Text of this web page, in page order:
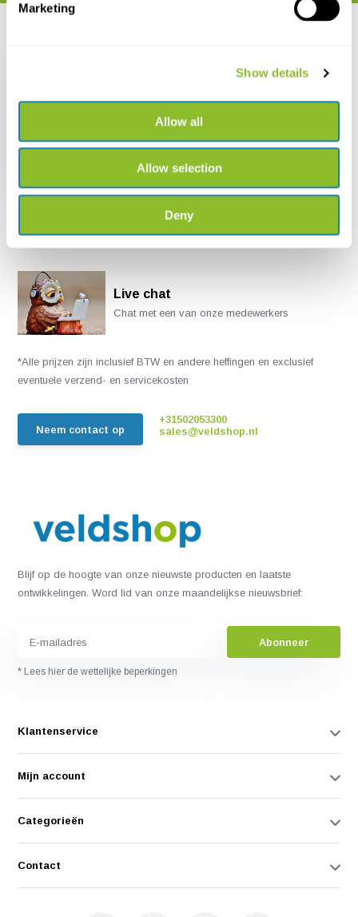
Marketing
Show details
Allow all
Allow selection
Deny
Collins Bird Guide 3rd
Edition
Live chat
Chat met een van onze medewerkers
*Alle prijzen zijn inclusief BTW en andere heffingen en exclusief
eventuele verzend- en servicekosten
Neem contact op
+31502053300
sales@veldshop.nl
Blijf op de hoogte van onze nieuwste producten en laatste
ontwikkelingen. Word lid van onze maandelijkse nieuwsbrief:
Abonneer
* Lees hier de wettelijke beperkingen
Klantenservice
Mijn account
Categorieën
Contact